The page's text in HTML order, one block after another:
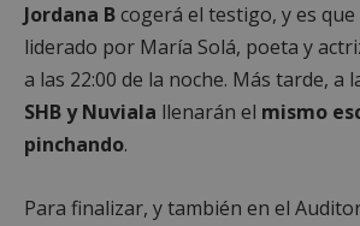
Jordana Bcogerá el testigo, y es
liderado por María Solá, poeta y
a las 22:00 de la noche. Más tarde, a
SHB y Nuviala llenarán el mismo
pinchando.
Para finalizar, y también en el